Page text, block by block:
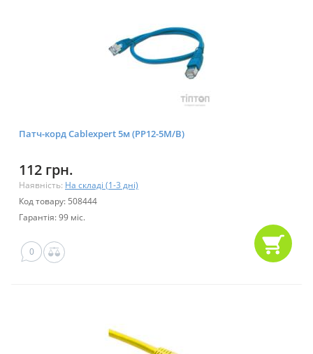
Патч-корд Cablexpert 5м (PP12-5M/B)
112 грн.
Наявність: На складі (1-3 дні)
Код товару: 508444
Гарантія: 99 міс.
0